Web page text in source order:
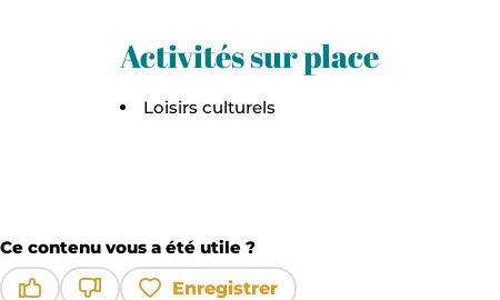
Activités sur place
Loisirs culturels
Ce contenu vous a été utile ?
Enregistrer